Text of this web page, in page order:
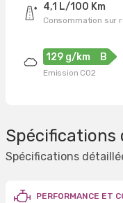
4,1 L/100 Km
Consommation sur
129 g/km B
Emission CO2
Spécifications
Spécifications
PERFORMANCE ET